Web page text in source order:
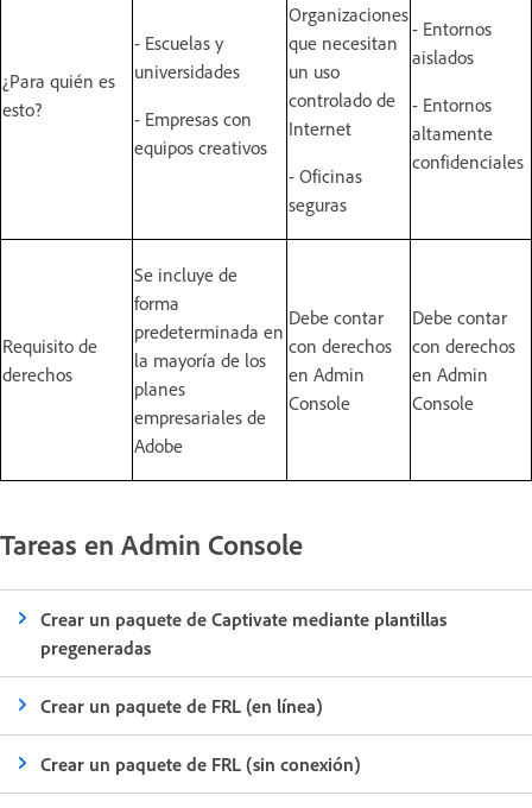
¿Para quién es
esto?
- Escuelas y
universidades
- Empresas con
equipos creativos
Organizaciones
que necesitan
un uso
controlado de
Internet
- Oficinas
seguras
- Entornos
aislados
- Entornos
altamente
confidenciales
Requisito de
derechos
Se incluye de
forma
predeterminada en
la mayoría de los
planes
empresariales de
Adobe
Debe contar
con derechos
en Admin
Console
Debe contar
con derechos
en Admin
Console
Tareas en Admin Console
Crear un paquete de Captivate mediante plantillas
pregeneradas
Crear un paquete de FRL (en línea)
Crear un paquete de FRL (sin conexión)